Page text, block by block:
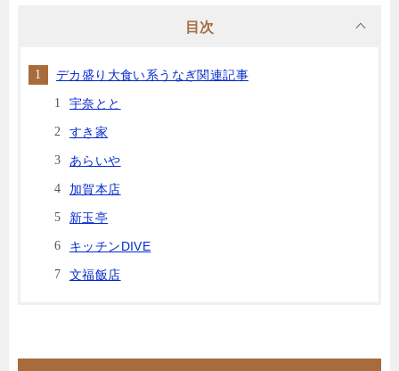
目次
デカ盛り大食い系うなぎ関連記事
宇奈とと
すき家
あらいや
加賀本店
新玉亭
キッチンDIVE
文福飯店